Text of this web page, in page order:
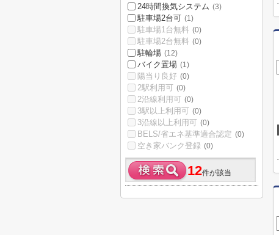
24時間換気システム (3)
駐車場2台可 (1)
駐車場1台無料 (0)
駐車場2台無料 (0)
駐輪場 (12)
バイク置場 (1)
陽当り良好 (0)
2駅利用可 (0)
2沿線利用可 (0)
3駅以上利用可 (0)
3沿線以上利用可 (0)
BELS/省エネ基準適合認定 (0)
空き家バンク登録 (0)
12件が該当